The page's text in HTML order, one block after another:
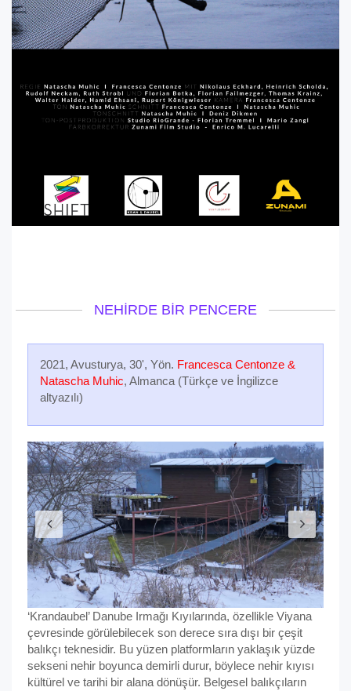
NEHIRDE BIR PENCERE
2021, Avusturya, 30', Yön. Francesca Centonze &
Natascha Muhic, Almanca (Türkçe ve İngilizce
altyazılı)
‘Krandaubel’ Danube Irmağı Kıyılarında, özellikle Viyana
çevresinde görülebilecek son derece sıra dışı bir çeşit
balıkçı teknesidir. Bu yüzen platformların yaklaşık yüzde
sekseni nehir boyunca demirli durur, böylece nehir kıyısı
kültürel ve tarihi bir alana dönüşür. Belgesel balıkçıların